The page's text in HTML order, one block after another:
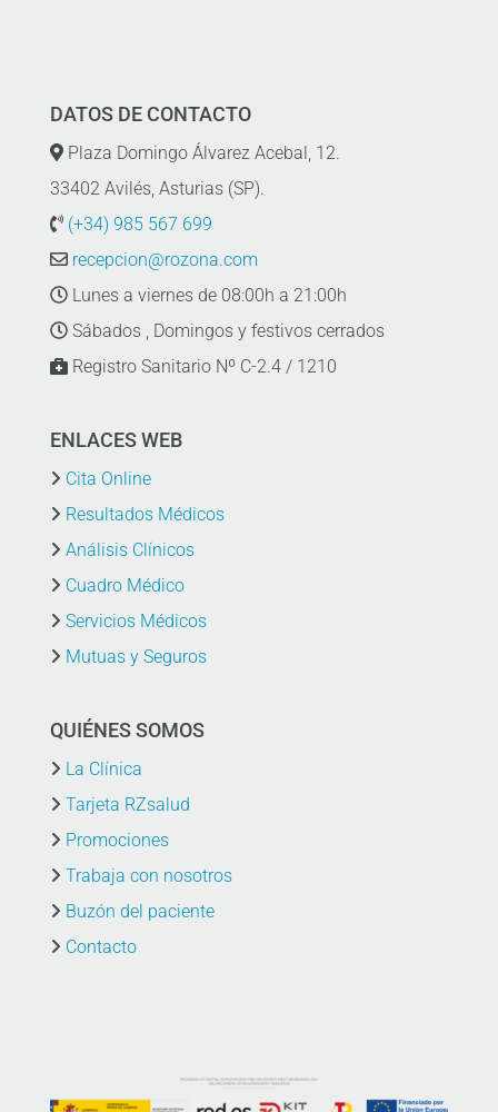
DATOS DE CONTACTO
Plaza Domingo Álvarez Acebal, 12.
33402 Avilés, Asturias (SP).
(+34) 985 567 699
recepcion@rozona.com
Lunes a viernes de 08:00h a 21:00h
Sábados , Domingos y festivos cerrados
Registro Sanitario Nº C-2.4 / 1210
ENLACES WEB
Cita Online
Resultados Médicos
Análisis Clínicos
Cuadro Médico
Servicios Médicos
Mutuas y Seguros
QUIÉNES SOMOS
La Clínica
Tarjeta RZsalud
Promociones
Trabaja con nosotros
Buzón del paciente
Contacto